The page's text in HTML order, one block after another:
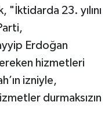
"İktidarda 23. yılını
Erdoğan
hizmetleri
izniyle,
durmaksızın